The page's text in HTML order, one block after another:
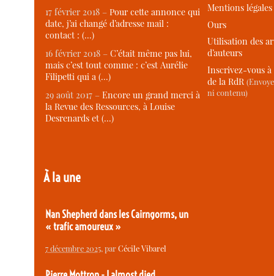
17 février 2018 –Pour cette annonce qui
date, j’ai changé d’adresse mail :
contact : (…)
16 février 2018 –C’était même pas lui,
mais c’est tout comme : c’est Aurélie
Filipetti qui a (…)
29 août 2017 –Encore un grand merci à
la Revue des Ressources, à Louise
Desrenards et (…)
À la une
Nan Shepherd dans les Cairngorms, un
« trafic amoureux »
7 décembre 2025, parCécile Vibarel
Mentions légales
Ours
Utilisation des
d’auteurs
Inscrivez-vous
de la RdR
ni contenu)